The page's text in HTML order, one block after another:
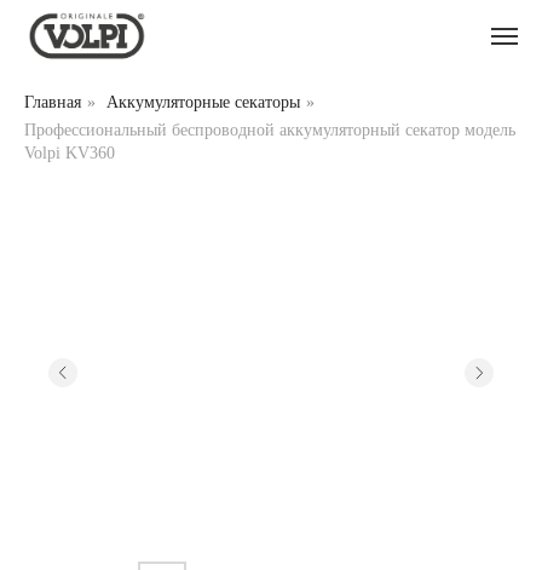
Главная » Аккумуляторные секаторы »
Профессиональный беспроводной аккумуляторный секатор модель
Volpi KV360